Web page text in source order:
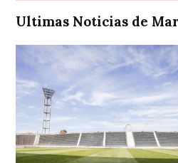
Ultimas Noticias de